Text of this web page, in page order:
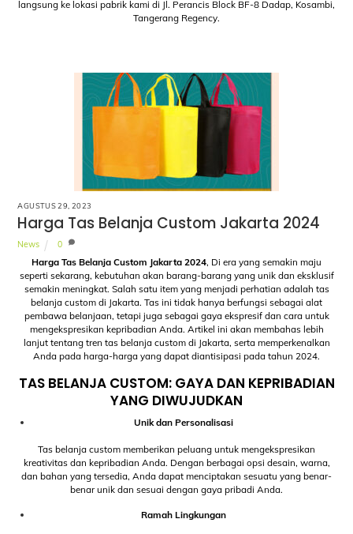
langsung ke lokasi pabrik kami di Jl. Perancis Block BF-8 Dadap, Kosambi,
Tangerang Regency.
AGUSTUS 29, 2023
Harga Tas Belanja Custom Jakarta 2024
News 0
Harga Tas Belanja Custom Jakarta 2024, Di era yang semakin maju
seperti sekarang, kebutuhan akan barang-barang yang unik dan eksklusif
semakin meningkat. Salah satu item yang menjadi perhatian adalah tas
belanja custom di Jakarta. Tas ini tidak hanya berfungsi sebagai alat
pembawa belanjaan, tetapi juga sebagai gaya ekspresif dan cara untuk
mengekspresikan kepribadian Anda. Artikel ini akan membahas lebih
lanjut tentang tren tas belanja custom di Jakarta, serta memperkenalkan
Anda pada harga-harga yang dapat diantisipasi pada tahun 2024.
TAS BELANJA CUSTOM: GAYA DAN KEPRIBADIAN
YANG DIWUJUDKAN
Unik dan Personalisasi
Tas belanja custom memberikan peluang untuk mengekspresikan
kreativitas dan kepribadian Anda. Dengan berbagai opsi desain, warna,
dan bahan yang tersedia, Anda dapat menciptakan sesuatu yang benar-
benar unik dan sesuai dengan gaya pribadi Anda.
Ramah Lingkungan